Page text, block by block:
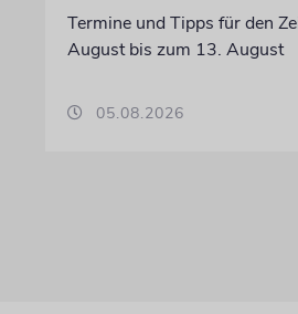
Termine und Tipps für den
August bis zum 13. August
05.08.2026